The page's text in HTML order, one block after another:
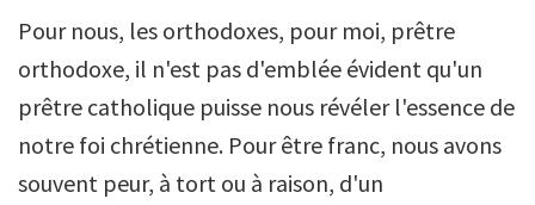
Pour nous, les orthodoxes, pour moi, prêtre
orthodoxe, il n'est pas d'emblée évident qu'un
prêtre catholique puisse nous révéler l'essence de
notre foi chrétienne. Pour être franc, nous avons
souvent peur, à tort ou à raison, d'un